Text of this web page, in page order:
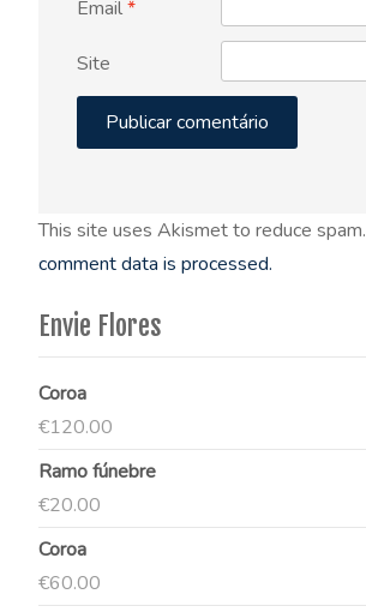
Email*
Site
This site uses Akismet to reduce spam.
comment data is processed.
Envie Flores
Coroa
€120.00
Ramo fúnebre
€20.00
Coroa
€60.00